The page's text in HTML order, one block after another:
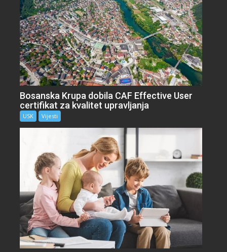
Bosanska Krupa dobila CAF Effective User
certifikat za kvalitet upravljanja
USK Vijesti